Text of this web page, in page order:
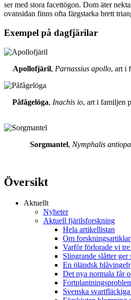
ser med stora facettögon. Dom äter
ovansidan finns ofta färgstarka brett
Exempel på dagfjärilar
Apollofjäril, Parnassius apollo, art i
Påfågelöga, Inachis io, art i familjen
Sorgmantel, Nymphalis antiopa
Översikt
Aktuellt
Nyheter
Aktuell fjärilsforskning
Hela artikellistan
Om
Varför förlorade vi
Slingrande slåtter ger
En öländsk
Det nya normala får
Svenska